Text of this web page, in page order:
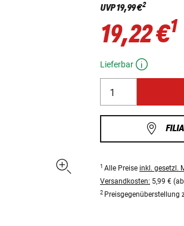
UVP19,99 €2
19,22 €1
Lieferbar
1 Alle Preise inkl. gesetzl.
Versandkosten: 5,99 €
2 Preisgegenüberstellung